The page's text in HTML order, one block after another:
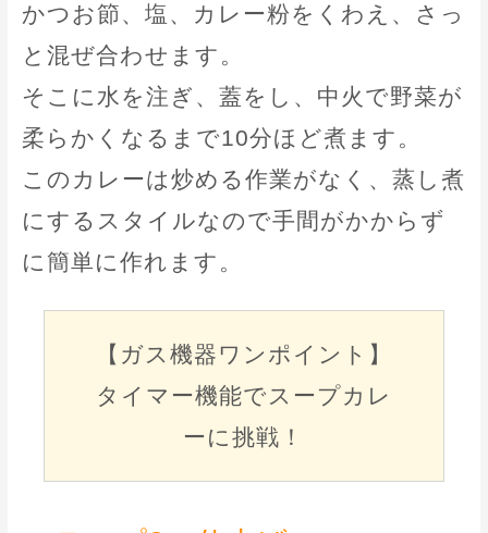
かつお節、塩、カレー粉をくわえ、さっ
と混ぜ合わせます。
そこに水を注ぎ、蓋をし、中火で野菜が
柔らかくなるまで10分ほど煮ます。
このカレーは炒める作業がなく、蒸し煮
にするスタイルなので手間がかからず
に簡単に作れます。
【ガス機器ワンポイント】
タイマー機能でスープカレ
ーに挑戦！